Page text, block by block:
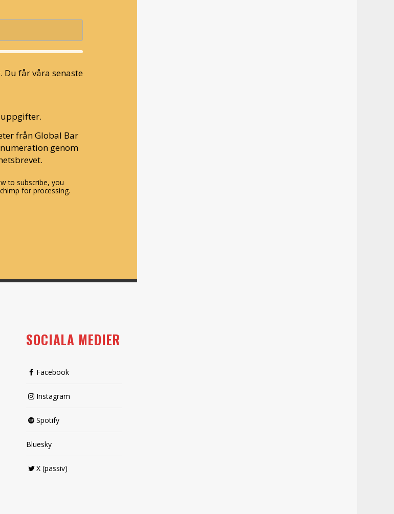
får våra senaste
från Global Bar
genom
to subscribe, you
for processing.
SOCIALA MEDIER
Facebook
Instagram
Spotify
Bluesky
X (passiv)